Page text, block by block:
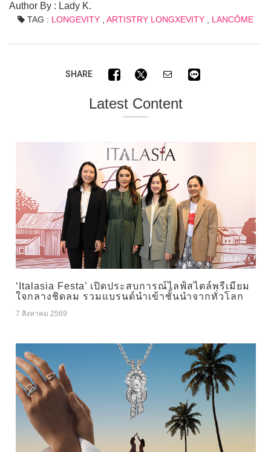
Author By : Lady K.
TAG : LONGEVITY ARTISTRY LONGXEVITY LANCÔME
SHARE
Latest Content
‘Italasia Festa’ เปิดประสบการณ์ไลฟ์สไตล์พรีเมียม
ใจกลางชิดลม รวมแบรนด์นำเข้าชั้นนำจากทั่วโลก
7 สิงหาคม 2569